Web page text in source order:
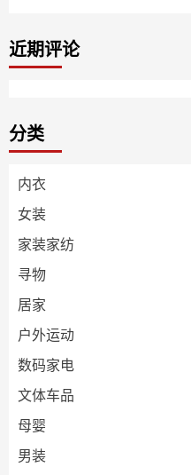
近期评论
分类
内衣
女装
家装家纺
寻物
居家
户外运动
数码家电
文体车品
母婴
男装